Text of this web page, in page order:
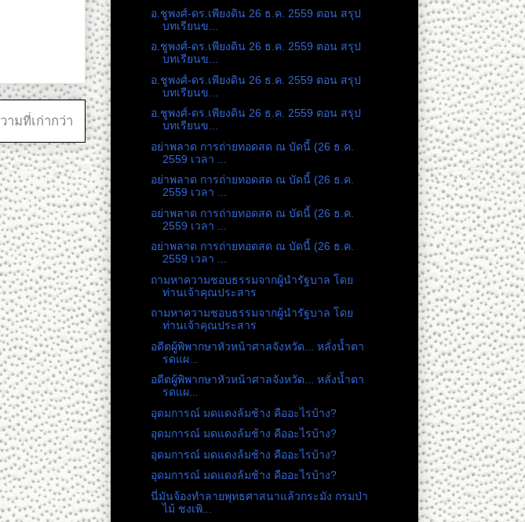
ามที่เก่ากว่า
อ.ชูพงศ์-ดร.เพียงดิน 26 ธ.ค. 2559 ตอน สรุป
บทเรียนข...
อ.ชูพงศ์-ดร.เพียงดิน 26 ธ.ค. 2559 ตอน สรุป
บทเรียนข...
อ.ชูพงศ์-ดร.เพียงดิน 26 ธ.ค. 2559 ตอน สรุป
บทเรียนข...
อ.ชูพงศ์-ดร.เพียงดิน 26 ธ.ค. 2559 ตอน สรุป
บทเรียนข...
อย่าพลาด การถ่ายทอดสด ณ บัดนี้ (26 ธ.ค.
2559 เวลา ...
อย่าพลาด การถ่ายทอดสด ณ บัดนี้ (26 ธ.ค.
2559 เวลา ...
อย่าพลาด การถ่ายทอดสด ณ บัดนี้ (26 ธ.ค.
2559 เวลา ...
อย่าพลาด การถ่ายทอดสด ณ บัดนี้ (26 ธ.ค.
2559 เวลา ...
ถามหาความชอบธรรมจากผู้นำรัฐบาล โดย
ท่านเจ้าคุณประสาร
ถามหาความชอบธรรมจากผู้นำรัฐบาล โดย
ท่านเจ้าคุณประสาร
อดีตผู้พิพากษาหัวหน้าศาลจังหวัด... หลั่งน้ำตา
รดแผ...
อดีตผู้พิพากษาหัวหน้าศาลจังหวัด... หลั่งน้ำตา
รดแผ...
อุดมการณ์ มดแดงล้มช้าง คืออะไรบ้าง?
อุดมการณ์ มดแดงล้มช้าง คืออะไรบ้าง?
อุดมการณ์ มดแดงล้มช้าง คืออะไรบ้าง?
อุดมการณ์ มดแดงล้มช้าง คืออะไรบ้าง?
นี่มันจ้องทำลายพุทธศาสนาแล้วกระมัง กรมป่า
ไม้ ชงเพิ...